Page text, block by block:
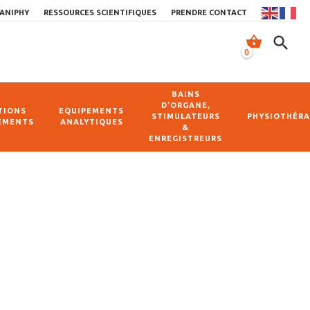
0
shopping_basket search
RESSOURCES SCIENTIFIQUES PRENDRE CONTACT
EQUIPEMENTS
ANALYTIQUES
BAINS
D’ORGANE,
STIMULATEURS
&
ENREGISTREURS